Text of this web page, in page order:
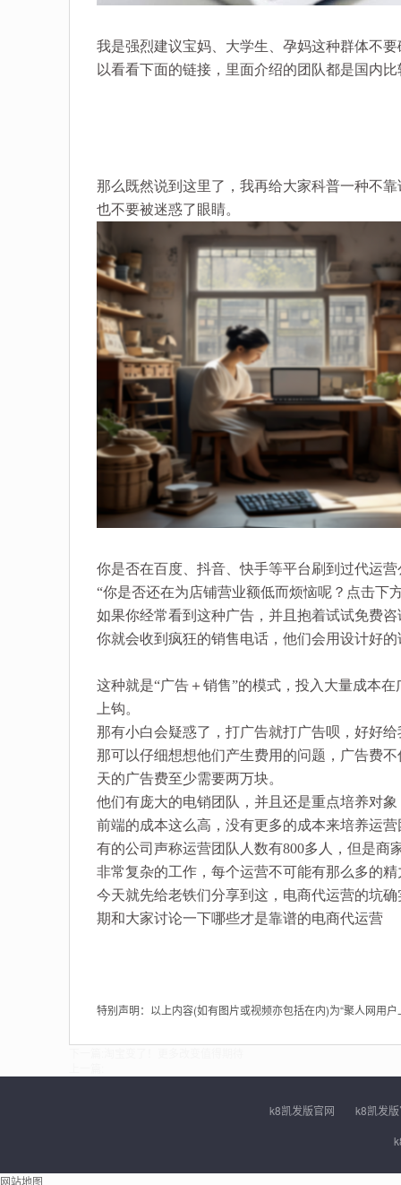
我是强烈建议宝妈、大学生、孕妈这种群体不
以看看下面的链接，里面介绍的团队都是国内
那么既然说到这里了，我再给大家科普一种不
也不要被迷惑了眼睛。
你是否在百度、抖音、快手等平台刷到过代运
“你是否还在为店铺营业额低而烦恼呢？点击下
如果你经常看到这种广告，并且抱着试试免费
你就会收到疯狂的销售电话，他们会用设计好
这种就是“广告＋销售”的模式，投入大量成本
上钩。
那有小白会疑惑了，打广告就打广告呗，好好
那可以仔细想想他们产生费用的问题，广告费
天的广告费至少需要两万块。
他们有庞大的电销团队，并且还是重点培养对
前端的成本这么高，没有更多的成本来培养运
有的公司声称运营团队人数有800多人，但是商
非常复杂的工作，每个运营不可能有那么多的
今天就先给老铁们分享到这，电商代运营的坑
期和大家讨论一下哪些才是靠谱的电商代运营
特别声明：以上内容(如有图片或视频亦包括在内)为“聚人网用
k8凯发版官网
k8凯发
网站地图